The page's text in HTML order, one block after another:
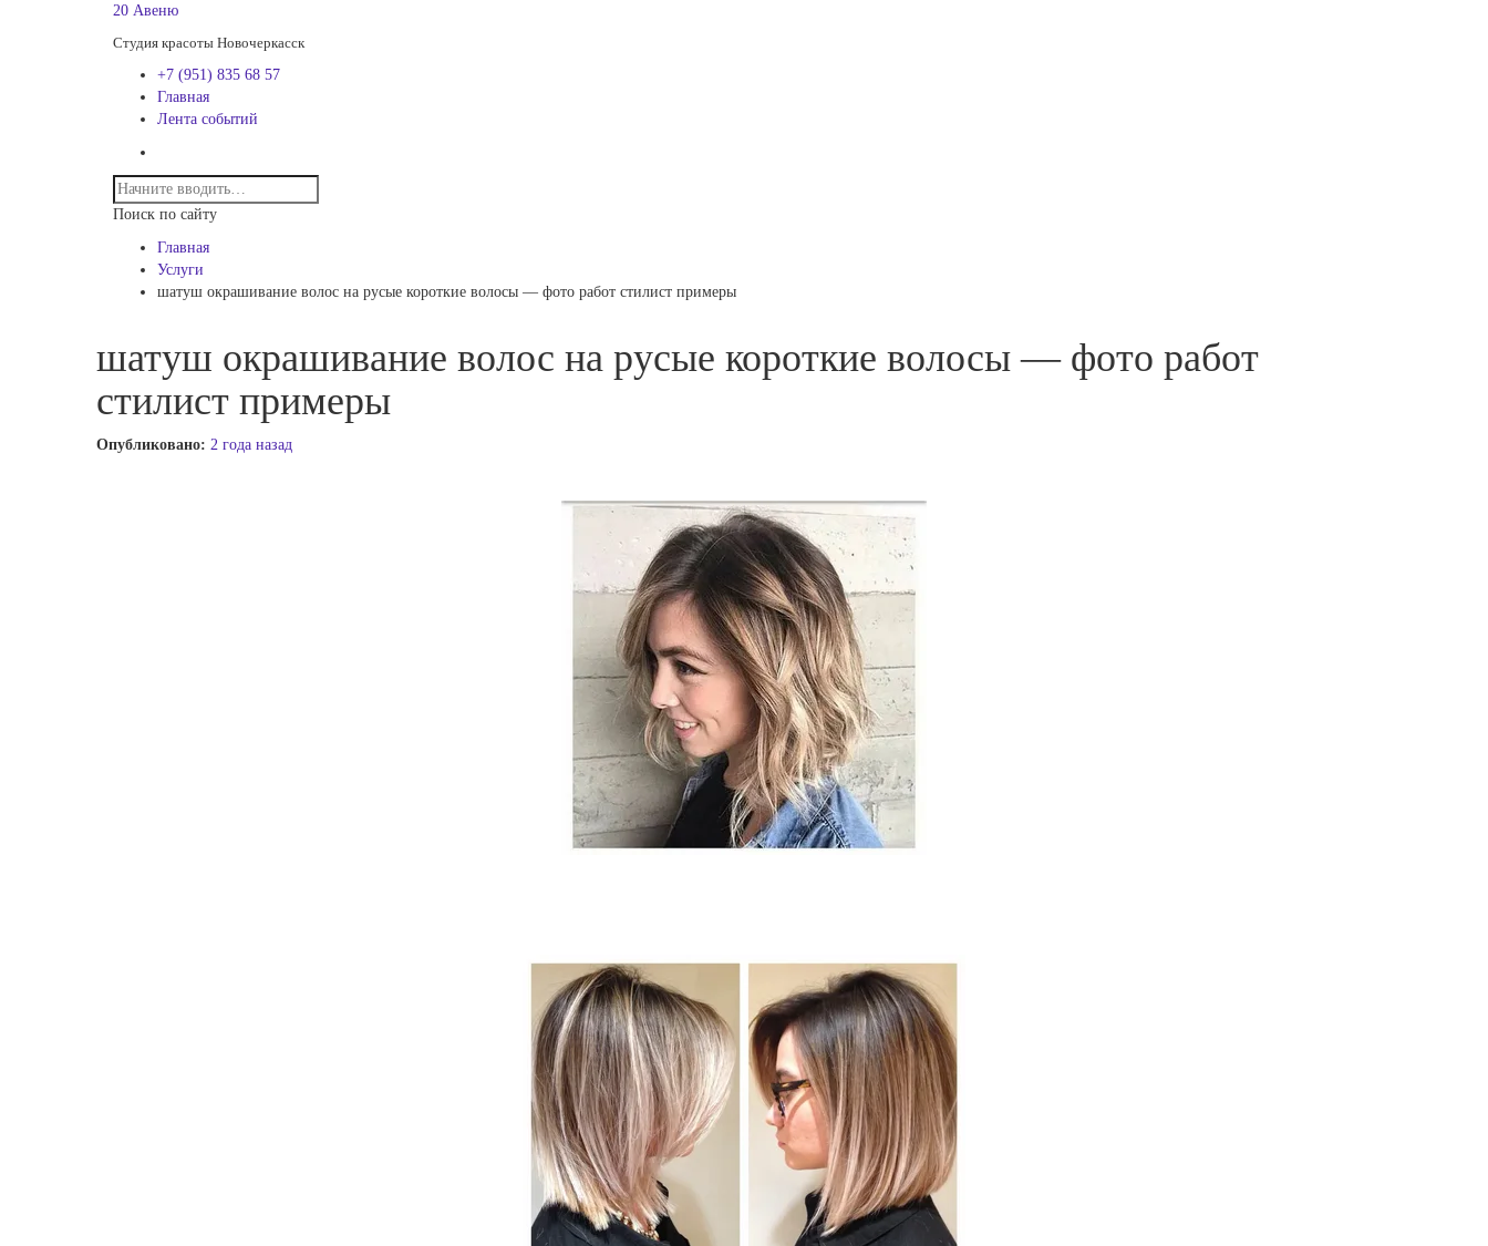
20 Авеню
Студия красоты Новочеркасск
+7 (951) 835 68 57
Главная
Лента событий
Поиск по сайту
Главная
Услуги
шатуш окрашивание волос на русые короткие волосы — фото работ стилист примеры
шатуш окрашивание волос на русые короткие волосы — фото работ
стилист примеры
Опубликовано: 2 года назад